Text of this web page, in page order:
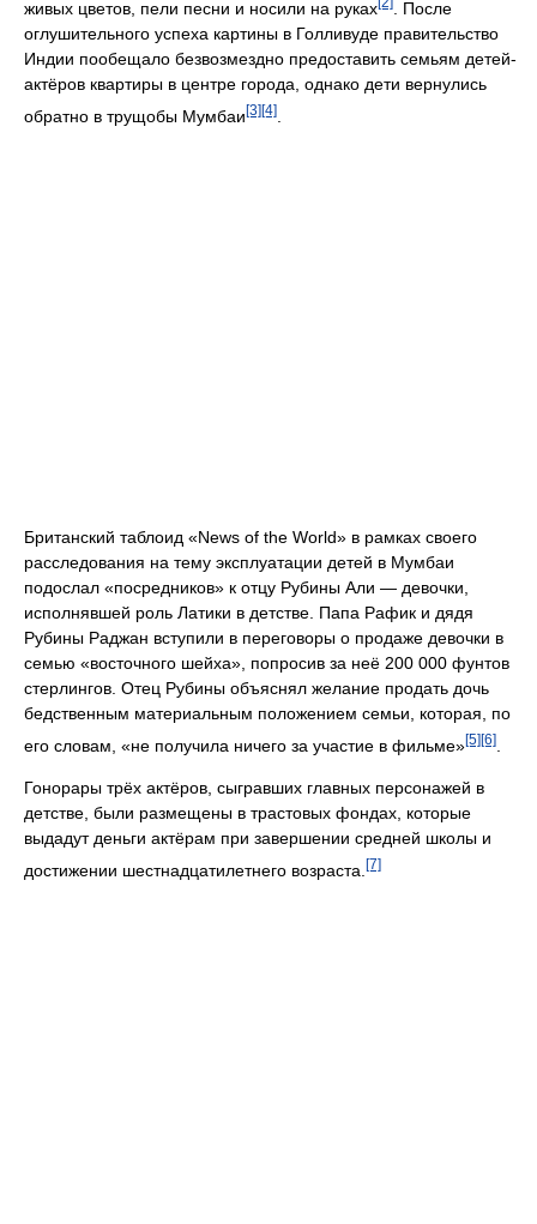
живых цветов, пели песни и носили на руках
. После
оглушительного успеха картины в Голливуде правительство
Индии пообещало безвозмездно предоставить семьям детей-
актёров квартиры в центре города, однако дети вернулись
обратно в трущобы Мумбаи[3][4]
Британский таблоид «News of the World» в рамках своего
расследования на тему эксплуатации детей в Мумбаи
подослал «посредников» к отцу Рубины Али — девочки,
исполнявшей роль Латики в детстве. Папа Рафик и дядя
Рубины Раджан вступили в переговоры о продаже девочки в
семью «восточного шейха», попросив за неё 200 000 фунтов
стерлингов. Отец Рубины объяснял желание продать дочь
бедственным материальным положением семьи, которая, по
его словам, «не получила ничего за участие в фильме»[5][6]
Гонорары трёх актёров, сыгравших главных персонажей в
детстве, были размещены в трастовых фондах, которые
выдадут деньги актёрам при завершении средней школы и
достижении шестнадцатилетнего возраста. [7]